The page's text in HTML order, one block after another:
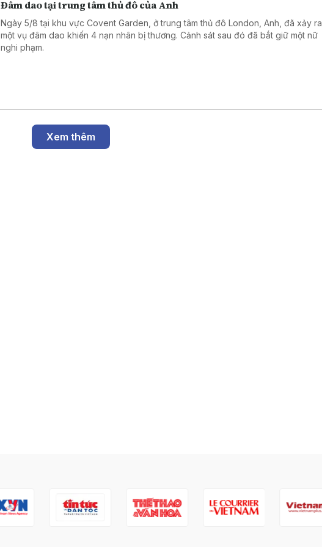
Đâm dao tại trung tâm thủ đô của Anh
Ngày 5/8 tại khu vực Covent Garden, ở trung tâm thủ đô London, Anh, đã xảy ra
một vụ đâm dao khiến 4 nạn nhân bị thương. Cảnh sát sau đó đã bắt giữ một nữ
nghi phạm.
Xem thêm